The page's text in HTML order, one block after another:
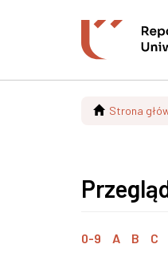
Strona
0-9 A B C